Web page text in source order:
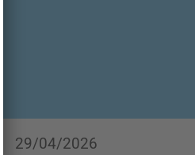
29/04/2026